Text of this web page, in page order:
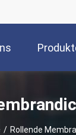
/ Rollende